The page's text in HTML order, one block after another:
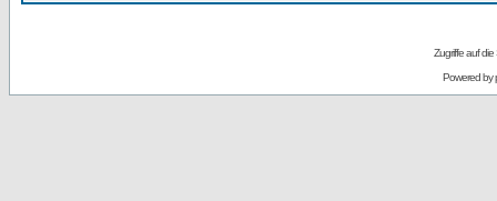
Zugriffe auf
Powered by